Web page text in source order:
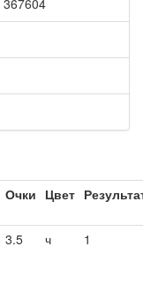
367604
Очки Цвет
3.5 ч 1